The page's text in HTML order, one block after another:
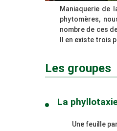
Maniaquerie de
phytomères,
nombre de ces
Il en existe trois
Les groupes
La
Une feuille